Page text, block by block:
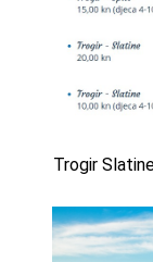
Trogir